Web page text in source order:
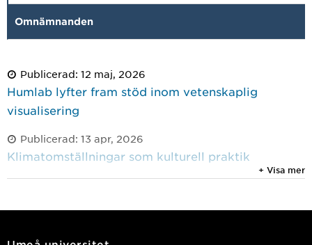
Omnämnanden
Publicerad: 12 maj, 2026
Humlab lyfter fram stöd inom vetenskaplig
visualisering
Publicerad: 13 apr, 2026
Klimatomställningar som kulturell praktik
+ Visa mer